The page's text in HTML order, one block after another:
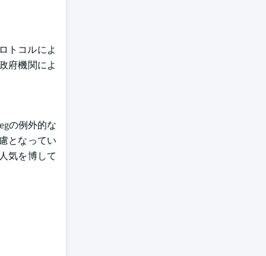
トコルによ
府機関によ
の例外的な
となってい
気を博して